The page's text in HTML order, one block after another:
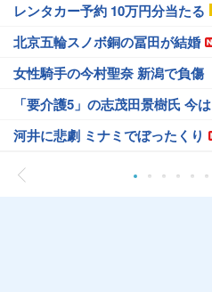
レンタカー予約 10万円分当たる
北京五輪スノボ銅の冨田が結婚
女性騎手の今村聖奈 新潟で負傷
「要介護5」の志茂田景樹氏 今は
河井に悲劇 ミナミでぼったくり